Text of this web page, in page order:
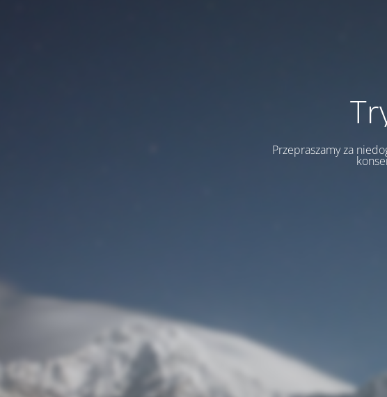
Przepraszamy za